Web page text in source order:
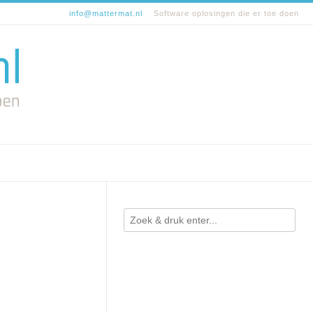
info@mattermat.nl Software oplosingen die er toe doen